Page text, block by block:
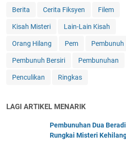
Berita Cerita Fiksyen Filem
Kisah Misteri Lain-Lain Kisah
Orang Hilang Pem Pembunuh
Pembunuh Bersiri Pembunuhan
Penculikan Ringkas
LAGI ARTIKEL MENARIK
Pembunuhan Dua
Rungkai Misteri